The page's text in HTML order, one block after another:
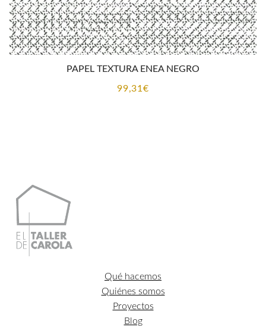
PAPEL TEXTURA ENEA NEGRO
99,31€
Qué hacemos
Quiénes somos
Proyectos
Blog